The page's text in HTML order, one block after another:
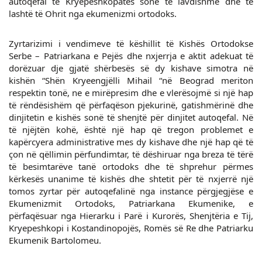
lashtë të Ohrit nga ekumenizmi ortodoks.
Zyrtarizimi i vendimeve të këshillit të Kishës Ortodokse
Serbe – Patriarkana e Pejës dhe nxjerrja e aktit adekuat të
dorëzuar dje gjatë shërbesës së dy kishave simotra në
kishën “Shën Kryeengjëlli Mihail “në Beograd meriton
respektin tonë, ne e mirëpresim dhe e vlerësojmë si një hap
të rëndësishëm që përfaqëson pjekurinë, gatishmërinë dhe
dinjitetin e kishës sonë të shenjtë për dinjitet autoqefal. Në
të njëjtën kohë, është një hap që tregon problemet e
kapërcyera administrative mes dy kishave dhe një hap që të
çon në qëllimin përfundimtar, të dëshiruar nga breza të tërë
të besimtarëve tanë ortodoks dhe të shprehur përmes
kërkesës unanime të kishës dhe shtetit për të nxjerrë një
tomos zyrtar për autoqefalinë nga instance përgjegjëse e
Ekumenizmit Ortodoks, Patriarkana Ekumenike, e
përfaqësuar nga Hierarku i Parë i Kurorës, Shenjtëria e Tij,
Kryepeshkopi i Kostandinopojës, Romës së Re dhe Patriarku
Ekumenik Bartolomeu.